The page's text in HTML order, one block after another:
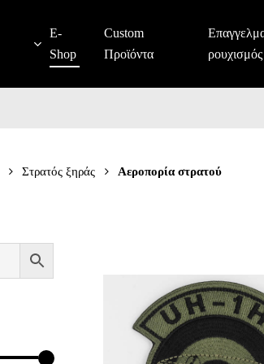
E-
Shop
Custom
Προϊόντα
ρουχισμός
Στρατός ξηράς Αεροπορία στρατού